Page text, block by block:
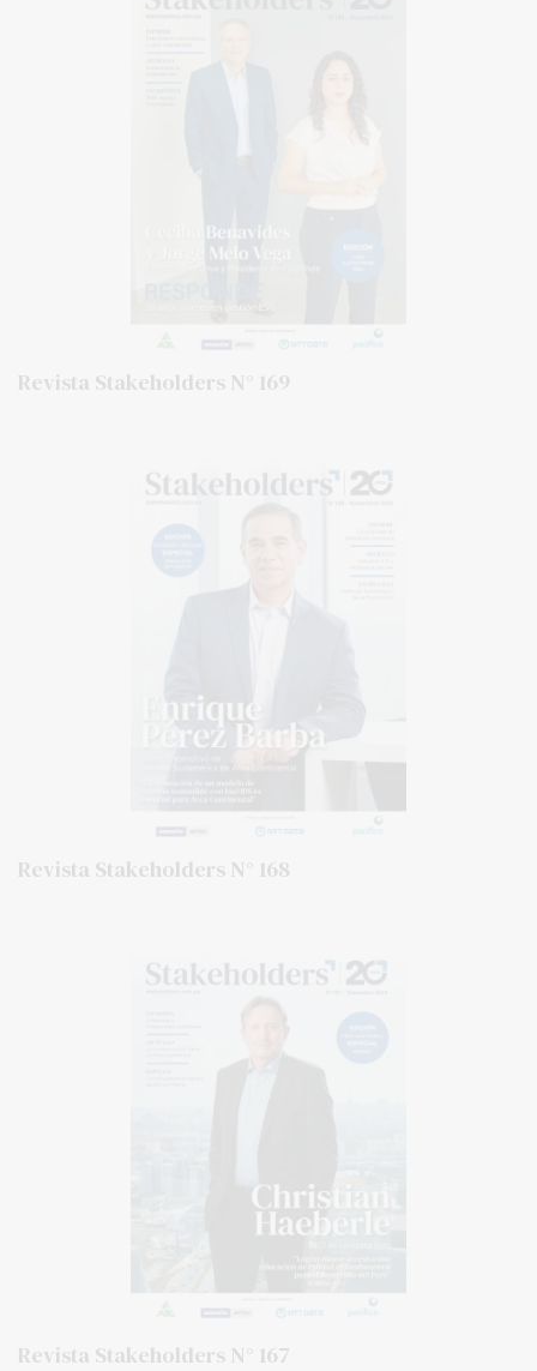
Revista Stakeholders N° 169
Revista Stakeholders N° 168
Revista Stakeholders N° 167